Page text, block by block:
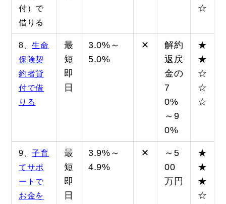
付）で
借りる
☆
8、生命
保険契
約者貸
付で借
りる
最
短
即
日
3.0%～
5.0%
✕
解約
返戻
金の
7
0%
～9
0%
★
★
☆
☆
☆
9、子育
てサポ
ートで
お金を
最
短
即
日
3.9%～
4.9%
✕
～5
00
万円
★
★
★
☆